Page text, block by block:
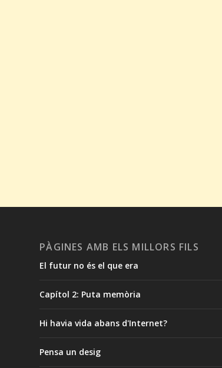
PÀGINES AMB ELS MILLORS FILS
El futur no és el que era
Capítol 2: Puta memòria
Hi havia vida abans d'Internet?
Pensa un desig